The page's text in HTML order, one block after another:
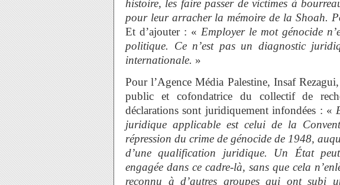
histoire, les faire passer de victimes à
pour leur arracher la mémoire de la Shoah.
Et d’ajouter : « Employer le mot génocide
politique. Ce n’est pas un diagnostic
internationale. »
Pour l’Agence Média Palestine, Insaf
public et cofondatrice du collectif de
déclarations sont juridiquement infondées : «
juridique applicable est celui de la
répression du crime de génocide de 1948,
d’une qualification juridique. Un État
engagée dans ce cadre-là, sans que cela
reconnu à d’autres groupes qui ont subi